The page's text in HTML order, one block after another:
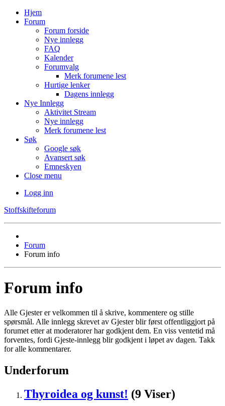
Hjem
Forum
Forum forside
Nye innlegg
FAQ
Kalender
Forumvalg
Merk forumene lest
Hurtige lenker
Dagens innlegg
Nye Innlegg
Aktivitet Stream
Nye innlegg
Merk forumene lest
Søk
Google søk
Avansert søk
Emneskyen
Close menu
Logg inn
Stoffskifteforum
Forum
Forum info
Forum info
Alle Gjester er velkommen til å skrive, kommentere og stille
spørsmål. Alle innlegg skrevet av Gjester blir først offentliggjort på
forumet etter at moderatorer har godkjent dem. En viss ventetid må
forventes, fordi Gjeste-innlegg blir godkjent i løpet av dagen. Takk
for alle kommentarer.
Underforum
Thyroidea og kunst! (9 Viser)